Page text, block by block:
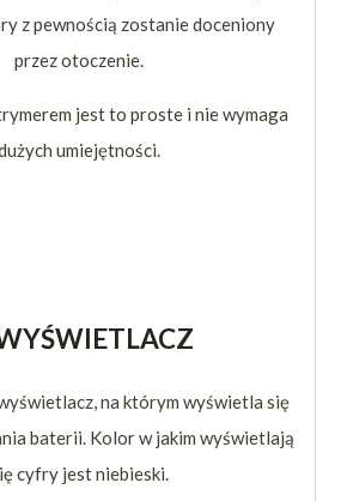
z pewnością zostanie doceniony
przez otoczenie.
jest to proste i nie wymaga
umiejętności.
na którym wyświetla się
baterii. Kolor w jakim wyświetlają
cyfry jest niebieski.